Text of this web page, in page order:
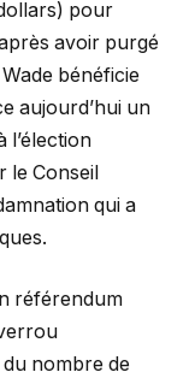
pour
avoir purgé
bénéficie
aujourd’hui un
l’élection
le Conseil
qui a
référendum
nombre de